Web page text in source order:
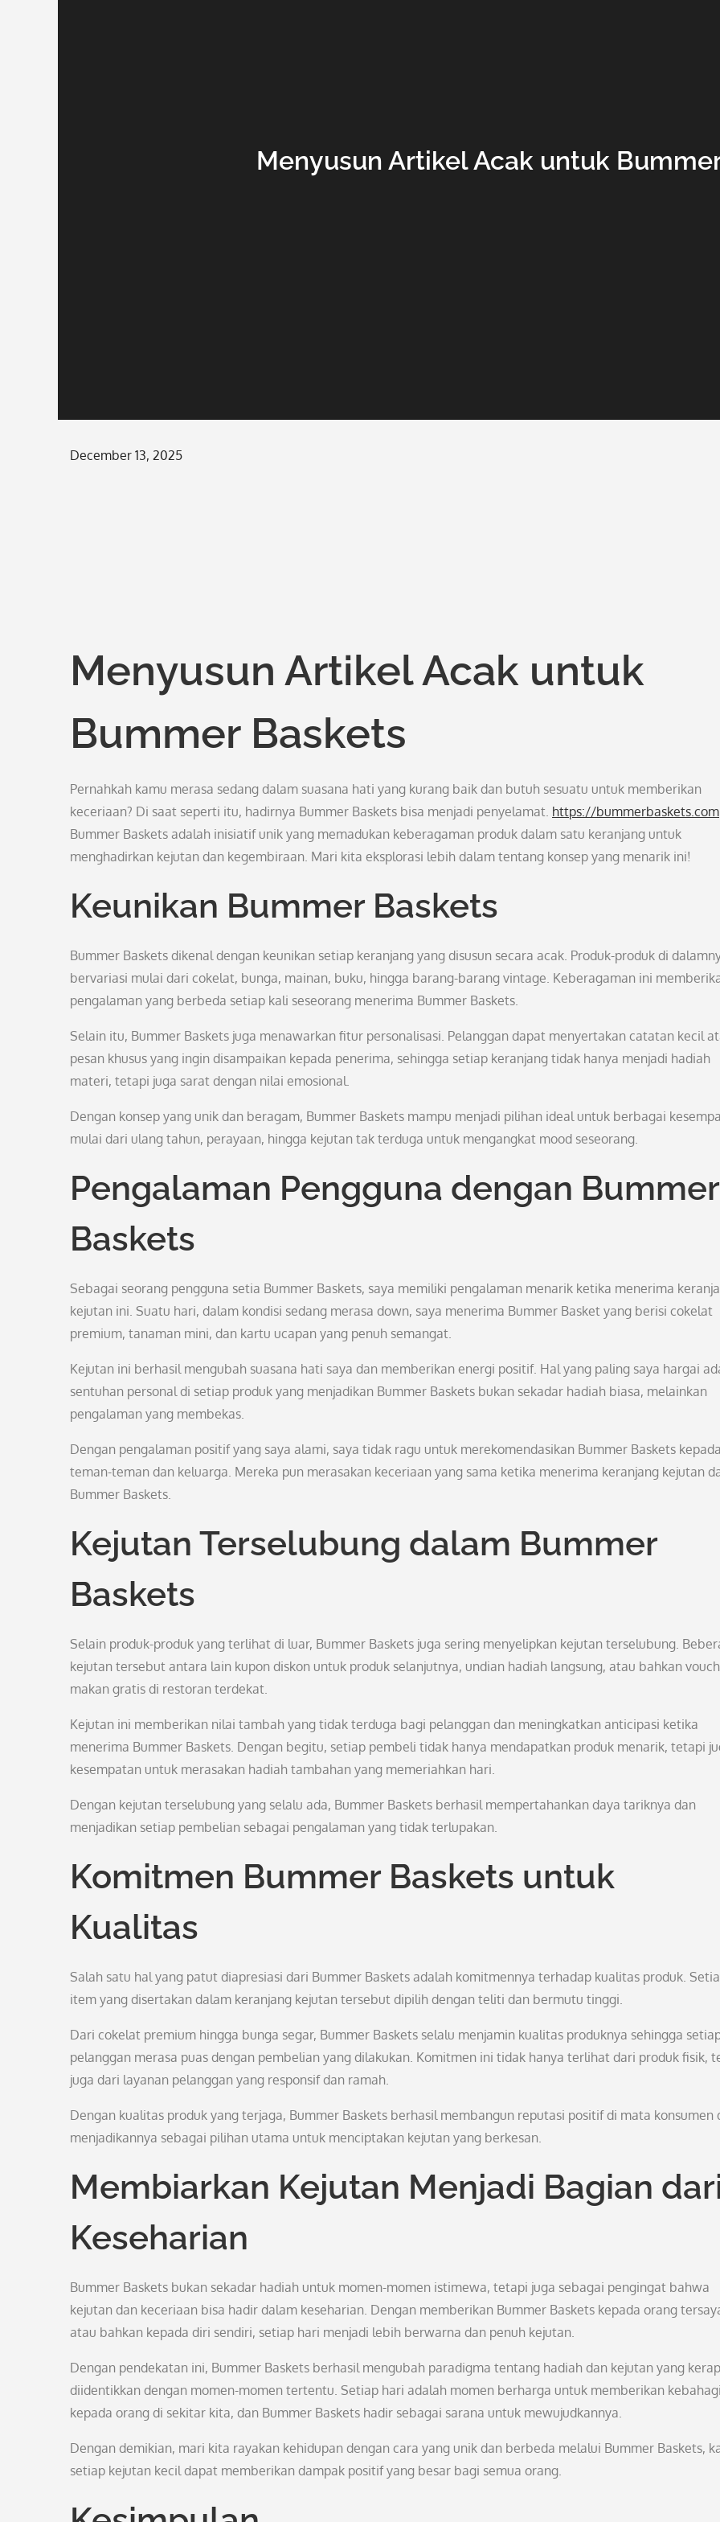
Menyusun Artikel Acak untuk
Posted
December 13, 2025
Menyusun Artikel Acak untuk
Bummer Baskets
Pernahkah kamu merasa sedang dalam suasana hati yang kurang baik dan butuh sesuatu untuk memberikan
keceriaan? Di saat seperti itu, hadirnya Bummer Baskets bisa menjadi penyelamat. https://bummerbaskets.com
Bummer Baskets adalah inisiatif unik yang memadukan keberagaman produk dalam satu keranjang untuk
menghadirkan kejutan dan kegembiraan. Mari kita eksplorasi lebih dalam tentang konsep yang menarik ini!
Keunikan Bummer Baskets
Bummer Baskets dikenal dengan keunikan setiap keranjang yang disusun secara acak. Produk-produk di
bervariasi mulai dari cokelat, bunga, mainan, buku, hingga barang-barang vintage. Keberagaman ini
pengalaman yang berbeda setiap kali seseorang menerima Bummer Baskets.
Selain itu, Bummer Baskets juga menawarkan fitur personalisasi. Pelanggan dapat menyertakan catatan kecil
pesan khusus yang ingin disampaikan kepada penerima, sehingga setiap keranjang tidak hanya menjadi hadiah
materi, tetapi juga sarat dengan nilai emosional.
Dengan konsep yang unik dan beragam, Bummer Baskets mampu menjadi pilihan ideal untuk berbagai
mulai dari ulang tahun, perayaan, hingga kejutan tak terduga untuk mengangkat mood seseorang.
Pengalaman Pengguna dengan Bummer
Baskets
Sebagai seorang pengguna setia Bummer Baskets, saya memiliki pengalaman menarik ketika menerima
kejutan ini. Suatu hari, dalam kondisi sedang merasa down, saya menerima Bummer Basket yang berisi cokelat
premium, tanaman mini, dan kartu ucapan yang penuh semangat.
Kejutan ini berhasil mengubah suasana hati saya dan memberikan energi positif. Hal yang paling saya hargai
sentuhan personal di setiap produk yang menjadikan Bummer Baskets bukan sekadar hadiah biasa, melainkan
pengalaman yang membekas.
Dengan pengalaman positif yang saya alami, saya tidak ragu untuk merekomendasikan Bummer Baskets kepada
teman-teman dan keluarga. Mereka pun merasakan keceriaan yang sama ketika menerima keranjang kejutan
Bummer Baskets.
Kejutan Terselubung dalam Bummer
Baskets
Selain produk-produk yang terlihat di luar, Bummer Baskets juga sering menyelipkan kejutan terselubung.
kejutan tersebut antara lain kupon diskon untuk produk selanjutnya, undian hadiah langsung, atau bahkan
makan gratis di restoran terdekat.
Kejutan ini memberikan nilai tambah yang tidak terduga bagi pelanggan dan meningkatkan anticipasi ketika
menerima Bummer Baskets. Dengan begitu, setiap pembeli tidak hanya mendapatkan produk menarik, tetapi
kesempatan untuk merasakan hadiah tambahan yang memeriahkan hari.
Dengan kejutan terselubung yang selalu ada, Bummer Baskets berhasil mempertahankan daya tariknya dan
menjadikan setiap pembelian sebagai pengalaman yang tidak terlupakan.
Komitmen Bummer Baskets untuk
Kualitas
Salah satu hal yang patut diapresiasi dari Bummer Baskets adalah komitmennya terhadap kualitas produk.
item yang disertakan dalam keranjang kejutan tersebut dipilih dengan teliti dan bermutu tinggi.
Dari cokelat premium hingga bunga segar, Bummer Baskets selalu menjamin kualitas produknya sehingga
pelanggan merasa puas dengan pembelian yang dilakukan. Komitmen ini tidak hanya terlihat dari produk fisik,
juga dari layanan pelanggan yang responsif dan ramah.
Dengan kualitas produk yang terjaga, Bummer Baskets berhasil membangun reputasi positif di mata konsumen
menjadikannya sebagai pilihan utama untuk menciptakan kejutan yang berkesan.
Membiarkan Kejutan Menjadi Bagian
Keseharian
Bummer Baskets bukan sekadar hadiah untuk momen-momen istimewa, tetapi juga sebagai pengingat bahwa
kejutan dan keceriaan bisa hadir dalam keseharian. Dengan memberikan Bummer Baskets kepada orang
atau bahkan kepada diri sendiri, setiap hari menjadi lebih berwarna dan penuh kejutan.
Dengan pendekatan ini, Bummer Baskets berhasil mengubah paradigma tentang hadiah dan kejutan yang kerap
diidentikkan dengan momen-momen tertentu. Setiap hari adalah momen berharga untuk memberikan
kepada orang di sekitar kita, dan Bummer Baskets hadir sebagai sarana untuk mewujudkannya.
Dengan demikian, mari kita rayakan kehidupan dengan cara yang unik dan berbeda melalui Bummer Baskets,
setiap kejutan kecil dapat memberikan dampak positif yang besar bagi semua orang.